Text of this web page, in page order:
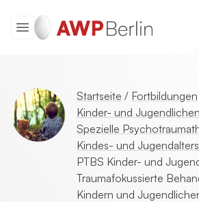
Startseite / Fortbildungen
Kinder- und
Spezielle
Kindes- und
PTBS Kinder- und
Traumafokussierte
Kindern und